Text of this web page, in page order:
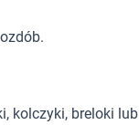
kolczyki, breloki